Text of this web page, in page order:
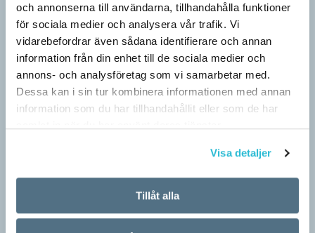
och annonserna till användarna, tillhandahålla funktioner
för sociala medier och analysera vår trafik. Vi
vidarebefordrar även sådana identifierare och annan
information från din enhet till de sociala medier och
annons- och analysföretag som vi samarbetar med.
Dessa kan i sin tur kombinera informationen med annan
information som du har tillhandahållit eller som de har
Visa detaljer
Tillåt alla
Pronomen avslöjar vem som ska tala
meningsstruktur. Ändå har tvååringar lärt sig grunderna
i turtagning i samtal. Förmågan utvecklas ytterligare i takt med…